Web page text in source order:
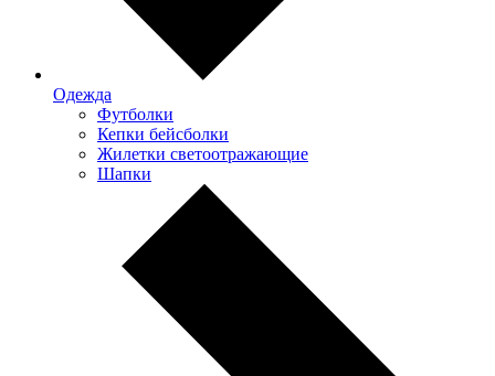
Одежда
Футболки
Кепки бейсболки
Жилетки светоотражающие
Шапки